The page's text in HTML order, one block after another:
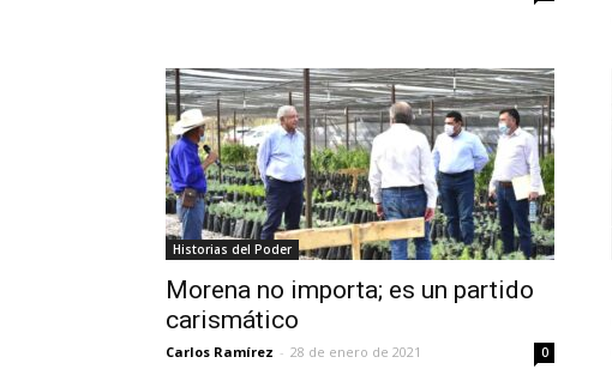
Historias del Poder
Morena no importa; es un partido
carismático
Carlos Ramírez - 28 de enero de 2021 0